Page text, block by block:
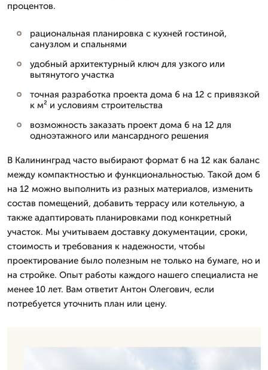
процентов.
рациональная планировка с кухней гостиной,
санузлом и спальнями
удобный архитектурный ключ для узкого или
вытянутого участка
точная разработка проекта дома 6 на 12 с привязкой
к м² и условиям строительства
возможность заказать проект дома 6 на 12 для
одноэтажного или мансардного решения
В Калининград часто выбирают формат 6 на 12 как баланс
между компактностью и функциональностью. Такой дом 6
на 12 можно выполнить из разных материалов, изменить
состав помещений, добавить террасу или котельную, а
также адаптировать планировками под конкретный
участок. Мы учитываем доставку документации, сроки,
стоимость и требования к надежности, чтобы
проектирование было полезным не только на бумаге, но и
на стройке. Опыт работы каждого нашего специалиста не
менее 10 лет. Вам ответит Антон Олегович, если
потребуется уточнить план или цену.